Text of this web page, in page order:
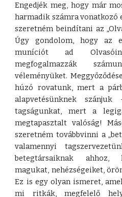
Engedjék meg, hogy már
harmadik számra vonatkozó
szeretném beindítani az
Úgy gondolom, hogy az
muníciót ad
megfogalmazzák
véleményüket.
húzó rovatunk, mert a
alapvetésünknek
tagságunkat, mert a
megtapasztalt valóság!
szeretném továbbvinni a
valamennyi
betegtársaiknak ahhoz,
magukat, nehézségeiket,
Ez is egy olyan ismeret,
mi ritkák, megfelelő